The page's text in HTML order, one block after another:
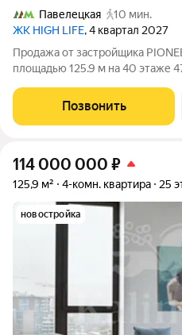
Павелецкая
10 мин.
ЖК HIGH LIFE, 4 квартал 2027
Продажа от застройщика
площадью 125.9 м на 40 этаже
Замоскворечья. Жилой
Садового кольца. Архитектура
Позвонить
114 000 000 ₽
125,9 м² 4-комн. квартира 25
новостройка